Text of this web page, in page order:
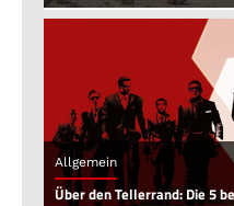
Allgemein
Über den Tellerrand: Die 5